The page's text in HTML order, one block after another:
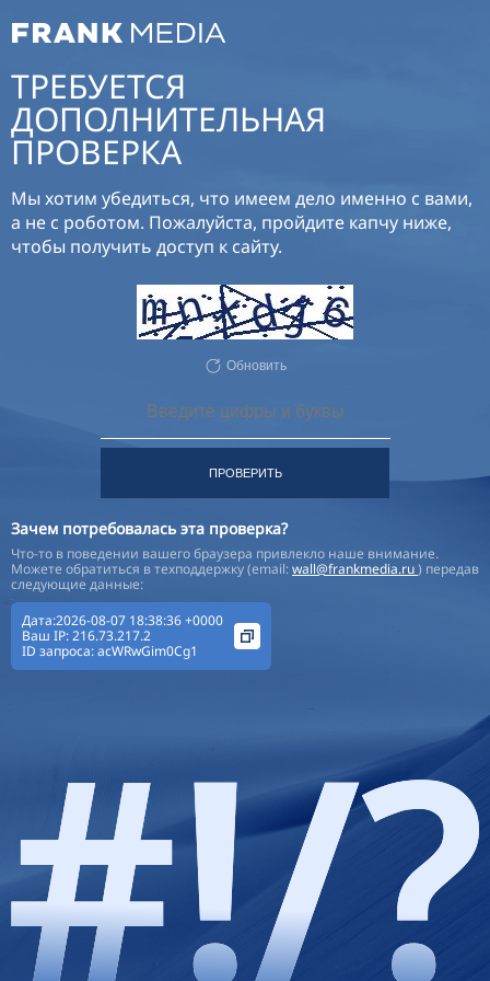
ТРЕБУЕТСЯ
ДОПОЛНИТЕЛЬНАЯ
ПРОВЕРКА
Мы хотим убедиться, что имеем дело именно с вами,
а не с роботом. Пожалуйста, пройдите капчу ниже,
чтобы получить доступ к сайту.
Обновить
ПРОВЕРИТЬ
Зачем потребовалась эта проверка?
Что-то в поведении вашего браузера привлекло наше внимание.
Можете обратиться в техподдержку (email:wall@frankmedia.ru) передав
следующие данные:
Дата:2026-08-07 18:38:36 +0000
Ваш IP:216.73.217.2
ID запроса:acWRwGim0Cg1